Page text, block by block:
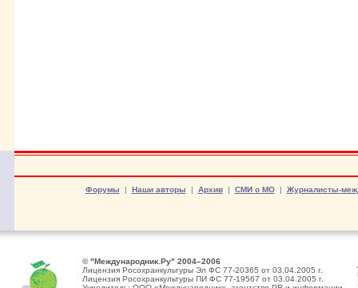
Форумы | Наши авторы | Архив| СМИ о МО| Журналисты-
© "Международник.Ру" 2004–2006
Лицензия Росохранкультуры Эл ФС 77-20365 от 03.04.2005 г.
Лицензия Росохранкультуры ПИ ФС 77-19567 от 03.04.2005 г.